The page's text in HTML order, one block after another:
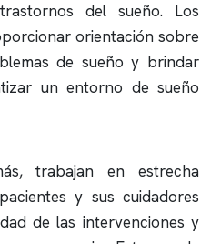
del sueño. Los
orientación sobre
de sueño y brindar
un entorno de sueño
trabajan en estrecha
y sus cuidadores
de las intervenciones y